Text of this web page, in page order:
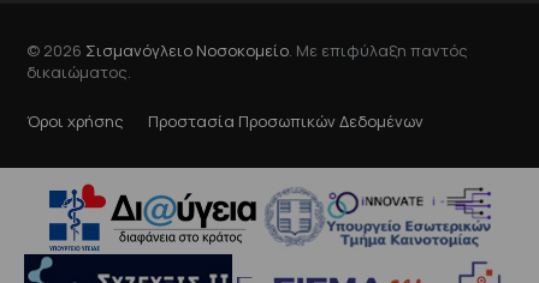
© 2026 Σισμανόγλειο Νοσοκομείο . Με επιφύλαξη παντός
δικαιώματος.
Όροι χρήσης Προστασία Προσωπικών Δεδομένων